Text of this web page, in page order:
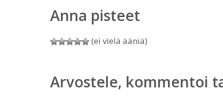
Anna pisteet
(ei vielä ääniä)
Arvostele, kommentoi